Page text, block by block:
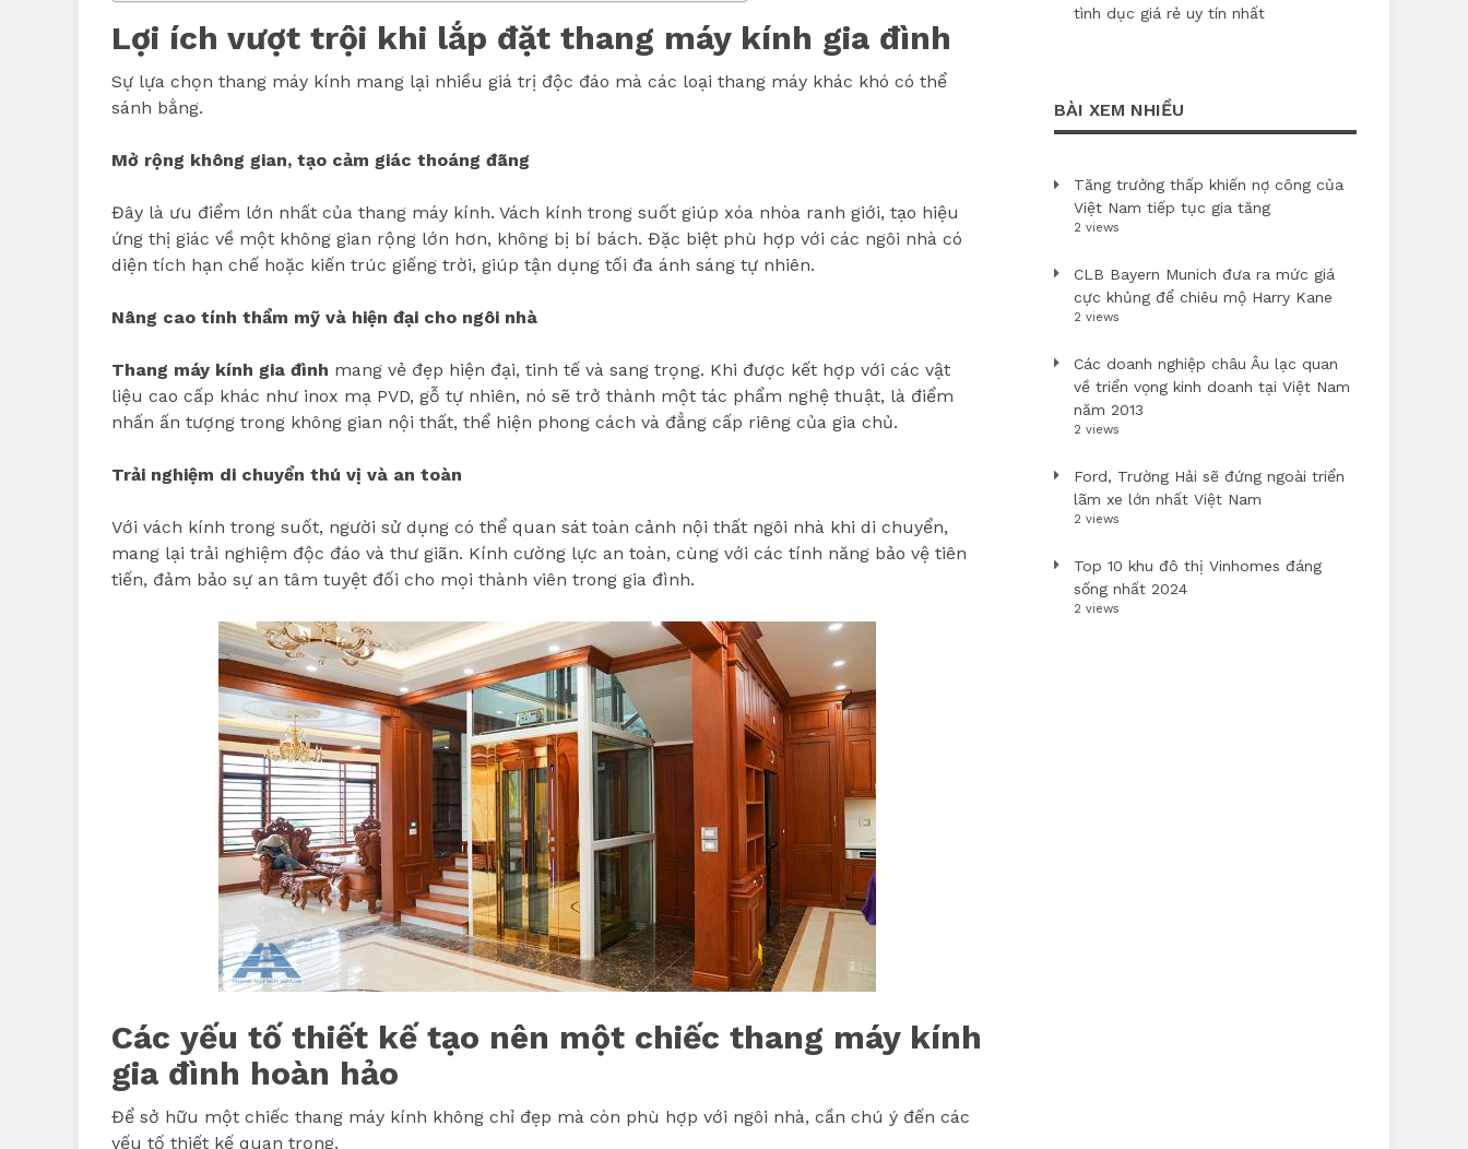
Lợi ích vượt trội khi lắp đặt thang máy kính gia đình
Sự lựa chọn thang máy kính mang lại nhiều giá trị độc đáo mà các loại thang máy khác khó có thể
sánh bằng.
Mở rộng không gian, tạo cảm giác thoáng đãng
Đây là ưu điểm lớn nhất của thang máy kính. Vách kính trong suốt giúp xóa nhòa ranh giới, tạo hiệu
ứng thị giác về một không gian rộng lớn hơn, không bị bí bách. Đặc biệt phù hợp với các ngôi nhà có
diện tích hạn chế hoặc kiến trúc giếng trời, giúp tận dụng tối đa ánh sáng tự nhiên.
Nâng cao tính thẩm mỹ và hiện đại cho ngôi nhà
Thang máy kính gia đình mang vẻ đẹp hiện đại, tinh tế và sang trọng. Khi được kết hợp với các vật
liệu cao cấp khác như inox mạ PVD, gỗ tự nhiên, nó sẽ trở thành một tác phẩm nghệ thuật, là điểm
nhấn ấn tượng trong không gian nội thất, thể hiện phong cách và đẳng cấp riêng của gia chủ.
Trải nghiệm di chuyển thú vị và an toàn
Với vách kính trong suốt, người sử dụng có thể quan sát toàn cảnh nội thất ngôi nhà khi di chuyển,
mang lại trải nghiệm độc đáo và thư giãn. Kính cường lực an toàn, cùng với các tính năng bảo vệ tiên
tiến, đảm bảo sự an tâm tuyệt đối cho mọi thành viên trong gia đình.
Các yếu tố thiết kế tạo nên một chiếc thang máy kính
gia đình hoàn hảo
Để sở hữu một chiếc thang máy kính không chỉ đẹp mà còn phù hợp với ngôi nhà, cần chú ý đến các
yếu tố thiết kế quan trọng.
tình dục giá rẻ uy tín nhất
BÀI XEM NHIỀU
Tăng trưởng thấp khiến nợ công của
Việt Nam tiếp tục gia tăng
2 views
CLB Bayern Munich đưa ra mức giá
cực khủng để chiêu mộ Harry Kane
2 views
Các doanh nghiệp châu Âu lạc quan
về triển vọng kinh doanh tại Việt Nam
năm 2013
2 views
Ford, Trường Hải sẽ đứng ngoài triển
lãm xe lớn nhất Việt Nam
2 views
Top 10 khu đô thị Vinhomes đáng
sống nhất 2024
2 views